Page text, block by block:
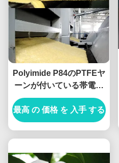
Polyimide P84のPTFEヤ
ーンが付いている帯電防
止フィルター・バッグ
1x1x1m
最高 の 価格 を 入手 する